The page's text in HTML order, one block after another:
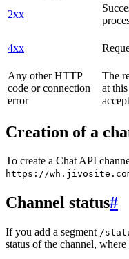
2xx
4xx
Any other HTTP
code or connection
error
The
at
Creation of a
To create a Chat API
https://
Channel status#
If you add a segment /
status of the channel, where